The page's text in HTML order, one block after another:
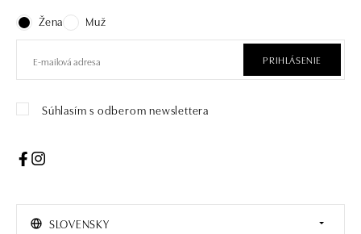
Žena
Muž
PRIHLÁSENIE
Súhlasím s odberom newslettera
SLOVENSKY